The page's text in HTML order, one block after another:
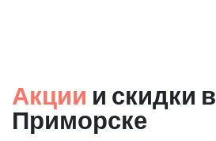
Акции и скидки в
Приморске